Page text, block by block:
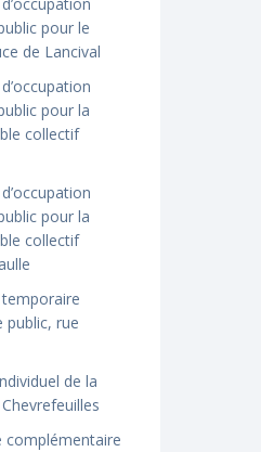
pour le
de Lancival
pour la
collectif
pour la
collectif
public, rue
de la
complémentaire